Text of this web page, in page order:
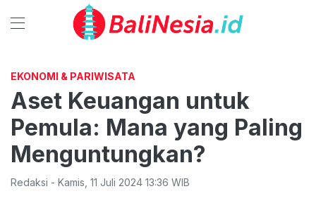
EKONOMI & PARIWISATA
Aset Keuangan untuk
Pemula: Mana yang Paling
Menguntungkan?
Redaksi - Kamis 11 Juli 2024 13:36 WIB